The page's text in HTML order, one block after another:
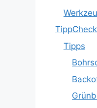
TippCheck
Tipps